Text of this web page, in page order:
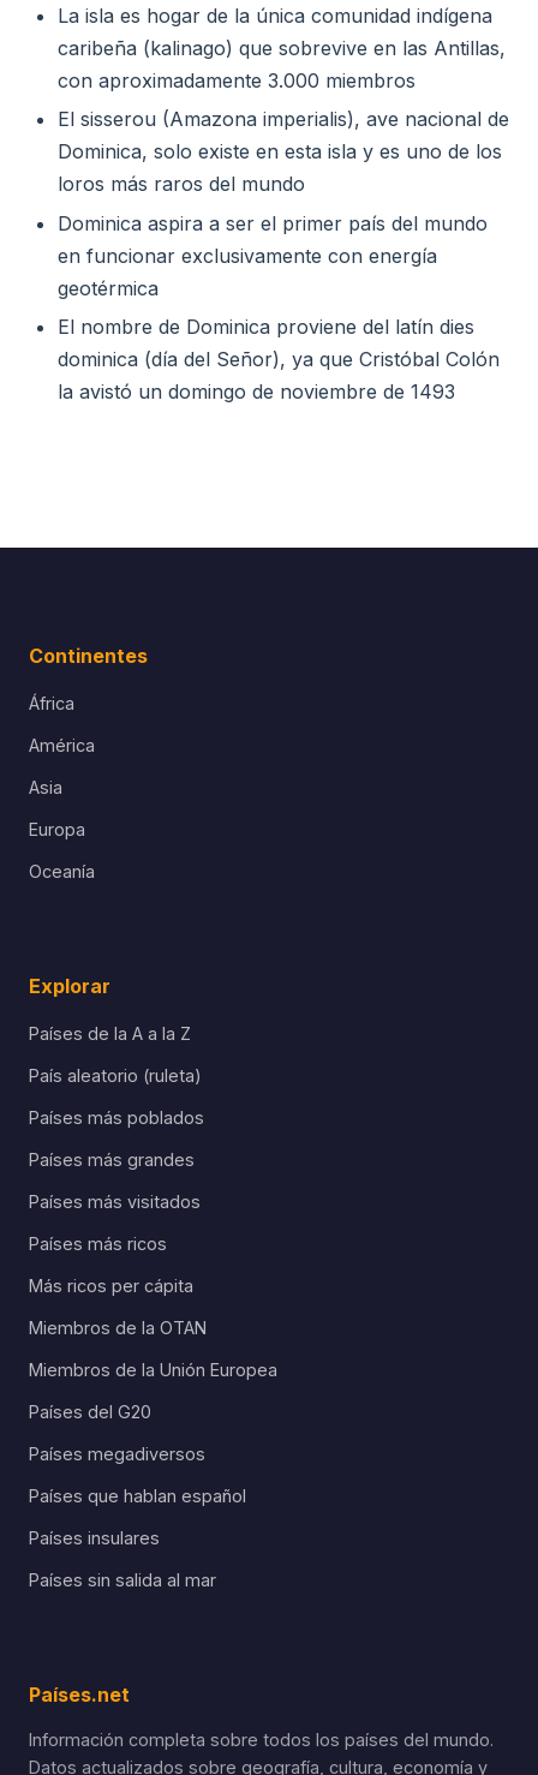
La isla es hogar de la única comunidad indígena
caribeña (kalinago) que sobrevive en las Antillas,
con aproximadamente 3.000 miembros
El sisserou (Amazona imperialis), ave nacional de
Dominica, solo existe en esta isla y es uno de los
loros más raros del mundo
Dominica aspira a ser el primer país del mundo
en funcionar exclusivamente con energía
geotérmica
El nombre de Dominica proviene del latín dies
dominica (día del Señor), ya que Cristóbal Colón
la avistó un domingo de noviembre de 1493
Continentes
África
América
Asia
Europa
Oceanía
Explorar
Países de la A a la Z
País aleatorio (ruleta)
Países más poblados
Países más grandes
Países más visitados
Países más ricos
Más ricos per cápita
Miembros de la OTAN
Miembros de la Unión Europea
Países del G20
Países megadiversos
Países que hablan español
Países insulares
Países sin salida al mar
Países.net
Información completa sobre todos los países del mundo.
Datos actualizados sobre geografía, cultura, economía y